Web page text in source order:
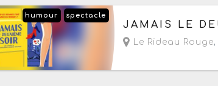
spectacle
humour
Du mardi 31 mars
JAMAIS LE
Le Rideau Rouge,